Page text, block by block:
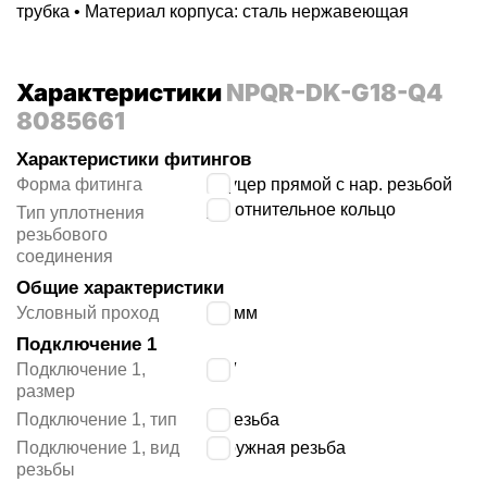
трубка • Материал корпуса: сталь нержавеющая
ХарактеристикиNPQR-DK-G18-Q4
8085661
Характеристики фитингов
Форма фитинга
штуцер прямой с нар. резьбой
Тип уплотнения
резьбового
соединения
уплотнительное кольцо
Общие характеристики
Условный проход мм
Подключение 1
Подключение 1,
размер
1/8″
Подключение 1, тип
G резьба
Подключение 1, вид
резьбы
наружная резьба